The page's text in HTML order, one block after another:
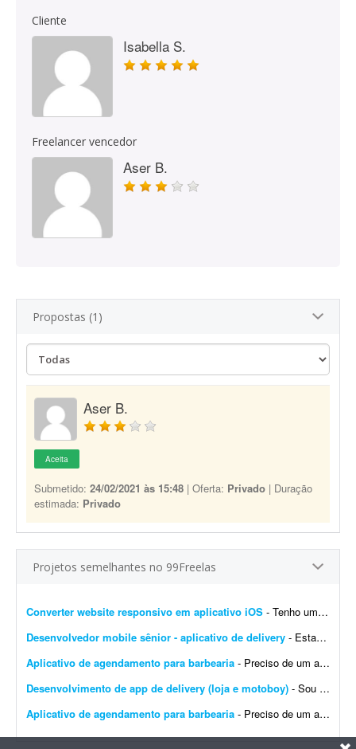
Cliente
Isabella S.
Freelancer vencedor
Aser B.
Propostas (1)
Aser B.
Aceita
Submetido: 24/02/2021 às 15:48 | Oferta: Privado | Duração
estimada: Privado
Projetos semelhantes no 99Freelas
Converter website responsivo em aplicativo iOS - Tenho um website responsivo e preciso transformá-lo em um aplicativo para iPhone, para poder publicá-lo na App Store.
Desenvolvedor mobile sênior - aplicativo de delivery - Estamos iniciando o desenvolvimento de um aplicativo de delivery de grande porte e buscamos um profissional (ou pequena equipe) com experiência comprovada em projetos complexos. Requisitos o...
Aplicativo de agendamento para barbearia - Preciso de um aplicativo para gerenciar e agendar horários na minha barbearia. Já tenho um site, mas desejo um aplicativo específico para agendamentos.
Desenvolvimento de app de delivery (loja e motoboy) - Sou subgerente de pizzaria há mais de 6 anos, conheço todos os detalhes e problemas reais do serviço. Preciso criar um sistema prático com interface simples, letras gran...
Aplicativo de agendamento para barbearia - Preciso de um aplicativo para agendamento da minha barbearia. Já tenho um site, mas preciso mesmo de um aplicativo.